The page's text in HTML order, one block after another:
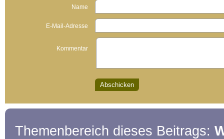
Name
E-Mail-Adresse
Kommentar
Themenbereich dieses Beitrags: